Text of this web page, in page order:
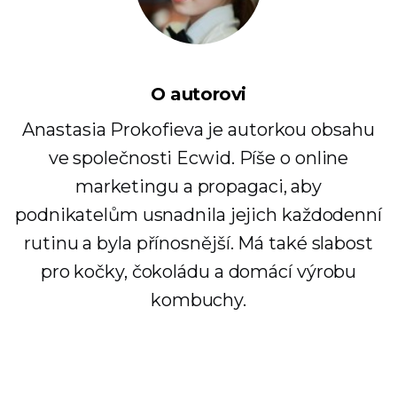
O autorovi
Anastasia Prokofieva je autorkou obsahu
ve společnosti Ecwid. Píše o online
marketingu a propagaci, aby
podnikatelům usnadnila jejich každodenní
rutinu a byla přínosnější. Má také slabost
pro kočky, čokoládu a domácí výrobu
kombuchy.